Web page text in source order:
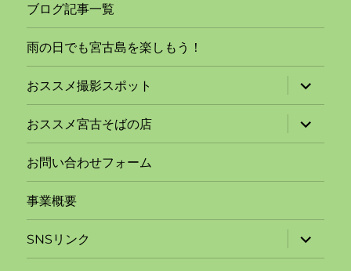
ブログ記事一覧
雨の日でも宮古島を楽しもう！
おススメ撮影スポット
ブ
メ
ニ
ュ
ー
開
おススメ宮古そばの店
ブ
メ
ー
開
お問い合わせフォーム
事業概要
SNSリンク
ブ
メ